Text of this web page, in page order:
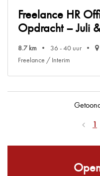
Freelance HR
Opdracht – Juli
8.7 km 36 - 40 uur
Freelance / Interim
1